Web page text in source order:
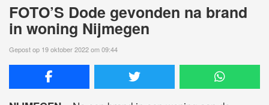
FOTO’S Dode gevonden na brand
in woning Nijmegen
Gepost op 19 oktober 2022 om 09:44